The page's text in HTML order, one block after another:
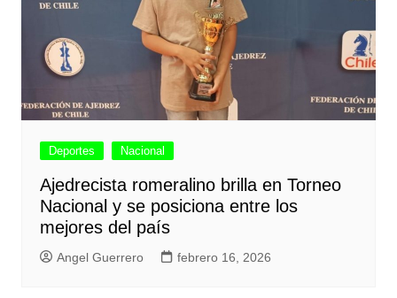
Deportes Nacional
Ajedrecista romeralino brilla en Torneo
Nacional y se posiciona entre los
mejores del país
Angel Guerrero febrero 16, 2026